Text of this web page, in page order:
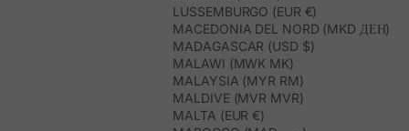
LUSSEMBURGO (EUR €)
MACEDONIA DEL NORD (MKD ДЕН)
MADAGASCAR (USD $)
MALAWI (MWK MK)
MALAYSIA (MYR RM)
MALDIVE (MVR MVR)
MALTA (EUR €)